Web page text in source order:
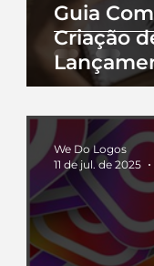
Guia
Criação
We Do Logos
11 de jul. de 2025